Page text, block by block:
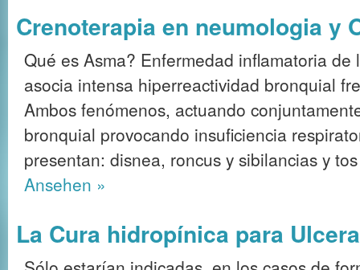
Crenoterapia en neumologia y
Qué es Asma? Enfermedad inflamatoria
asocia intensa hiperreactividad bronquial
Ambos fenómenos, actuando
bronquial provocando insuficiencia
presentan: disnea, roncus y sibilancias y
Ansehen »
La Cura hidropínica para